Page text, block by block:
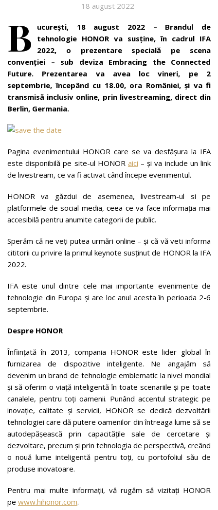
18 august 2022
B
ucurești, 18 august 2022 – Brandul de
tehnologie HONOR va susține, în cadrul IFA
2022, o prezentare specială pe scena
convenției – sub deviza Embracing the Connected
Future. Prezentarea va avea loc vineri, pe 2
septembrie, începând cu 18.00, ora României, și va fi
transmisă inclusiv online, prin livestreaming, direct din
Berlin, Germania.
Pagina evenimentului HONOR care se va desfășura la IFA
este disponibilă pe site-ul HONOR aici – și va include un link
de livestream, ce va fi activat când începe evenimentul.
HONOR va găzdui de asemenea, livestream-ul si pe
platformele de social media, ceea ce va face informația mai
accesibilă pentru anumite categorii de public.
Sperăm că ne veți putea urmări online – și că vă veti informa
cititorii cu privire la primul keynote susținut de HONOR la IFA
2022.
IFA este unul dintre cele mai importante evenimente de
tehnologie din Europa și are loc anul acesta în perioada 2-6
septembrie.
Despre HONOR
Înființată în 2013, compania HONOR este lider global în
furnizarea de dispozitive inteligente. Ne angajăm să
devenim un brand de tehnologie emblematic la nivel mondial
și să oferim o viață inteligentă în toate scenariile și pe toate
canalele, pentru toți oamenii. Punând accentul strategic pe
inovație, calitate și servicii, HONOR se dedică dezvoltării
tehnologiei care dă putere oamenilor din întreaga lume să se
autodepășească prin capacitățile sale de cercetare și
dezvoltare, precum și prin tehnologia de perspectivă, creând
o nouă lume inteligentă pentru toți, cu portofoliul său de
produse inovatoare.
Pentru mai multe informații, vă rugăm să vizitați HONOR
pe www.hihonor.com.